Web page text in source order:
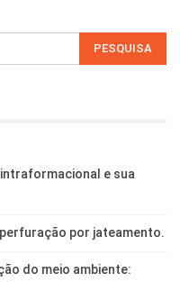
e sua
por jateamento.
do meio ambiente: